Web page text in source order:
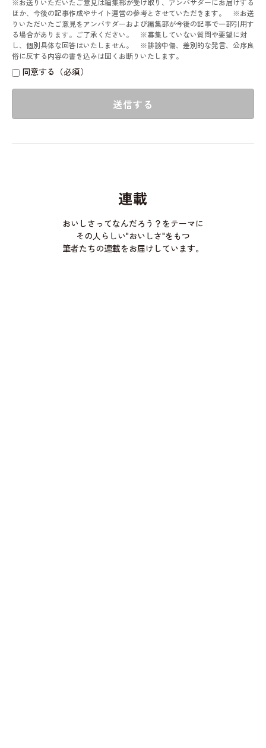
※お送りいただいたご意見は編集部が受け取り、アンバサダーにお届けする
ほか、今後の記事作成やサイト運営の参考とさせていただきます。 ※お送
りいただいたご意見をアンバサダーおよび編集部が今後の記事で一部引用す
る場合があります。ご了承ください。 ※募集していない質問や要望に対
し、個別具体な回答はいたしません。 ※誹謗中傷、差別的な発言、公序良
俗に反する内容の書き込みは固くお断りいたします。
同意する（必須）
送信する
連載
おいしさってなんだろう？をテーマに
その人らしい"おいしさ"をもつ
筆者たちの連載をお届けしています。